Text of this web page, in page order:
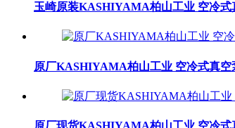
玉崎原装KASHIYAMA柏山工业 空冷式
原厂KASHIYAMA柏山工业 空冷式真空